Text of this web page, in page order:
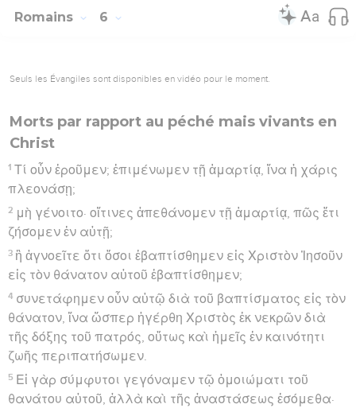
Romains 6
Seuls les Évangiles sont disponibles en vidéo pour le moment.
Morts par rapport au péché mais vivants en
Christ
1 Τί οὖν ἐροῦμεν; ἐπιμένωμεν τῇ ἁμαρτίᾳ, ἵνα ἡ χάρις
πλεονάσῃ;
2 μὴ γένοιτο· οἵτινες ἀπεθάνομεν τῇ ἁμαρτίᾳ, πῶς ἔτι
ζήσομεν ἐν αὐτῇ;
3 ἢ ἀγνοεῖτε ὅτι ὅσοι ἐβαπτίσθημεν εἰς Χριστὸν Ἰησοῦν
εἰς τὸν θάνατον αὐτοῦ ἐβαπτίσθημεν;
4 συνετάφημεν οὖν αὐτῷ διὰ τοῦ βαπτίσματος εἰς τὸν
θάνατον, ἵνα ὥσπερ ἠγέρθη Χριστὸς ἐκ νεκρῶν διὰ
τῆς δόξης τοῦ πατρός, οὕτως καὶ ἡμεῖς ἐν καινότητι
ζωῆς περιπατήσωμεν.
5 Εἰ γὰρ σύμφυτοι γεγόναμεν τῷ ὁμοιώματι τοῦ
θανάτου αὐτοῦ, ἀλλὰ καὶ τῆς ἀναστάσεως ἐσόμεθα·